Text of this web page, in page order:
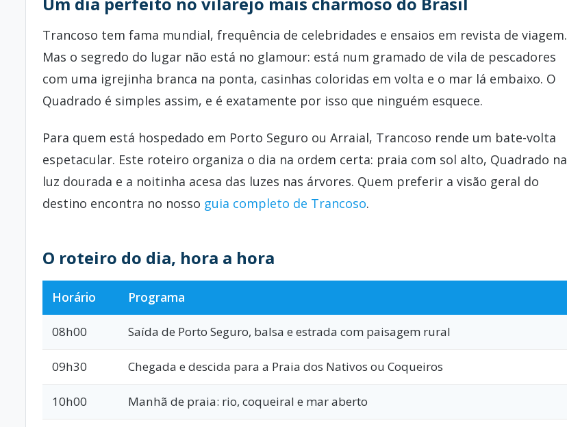
Trancoso tem fama mundial, frequência de celebridades e ensaios em revista de viagem.
Mas o segredo do lugar não está no glamour: está num gramado de vila de pescadores
com uma igrejinha branca na ponta, casinhas coloridas em volta e o mar lá embaixo. O
Quadrado é simples assim, e é exatamente por isso que ninguém esquece.
Para quem está hospedado em Porto Seguro ou Arraial, Trancoso rende um bate-volta
espetacular. Este roteiro organiza o dia na ordem certa: praia com sol alto, Quadrado na
luz dourada e a noitinha acesa das luzes nas árvores. Quem preferir a visão geral do
destino encontra no nosso guia completo de Trancoso.
O roteiro do dia, hora a hora
Horário Programa
08h00 Saída de Porto Seguro, balsa e estrada com paisagem rural
09h30 Chegada e descida para a Praia dos Nativos ou Coqueiros
10h00 Manhã de praia: rio, coqueiral e mar aberto